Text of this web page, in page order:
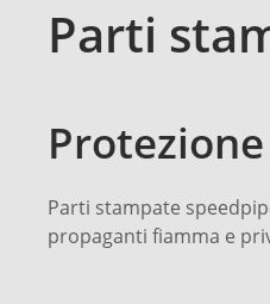
Parti
Parti stampate
propaganti fiamma e